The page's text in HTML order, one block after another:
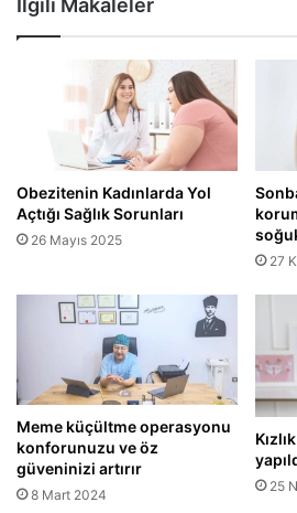
İlgili Makaleler
Obezitenin Kadınlarda Yol
Açtığı Sağlık Sorunları
26 Mayıs 2025
27
Meme küçültme operasyonu
konforunuzu ve öz
güveninizi artırır
8 Mart 2024
25